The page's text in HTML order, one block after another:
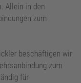
Allein in den
zum
beschäftigen wir
zum
für